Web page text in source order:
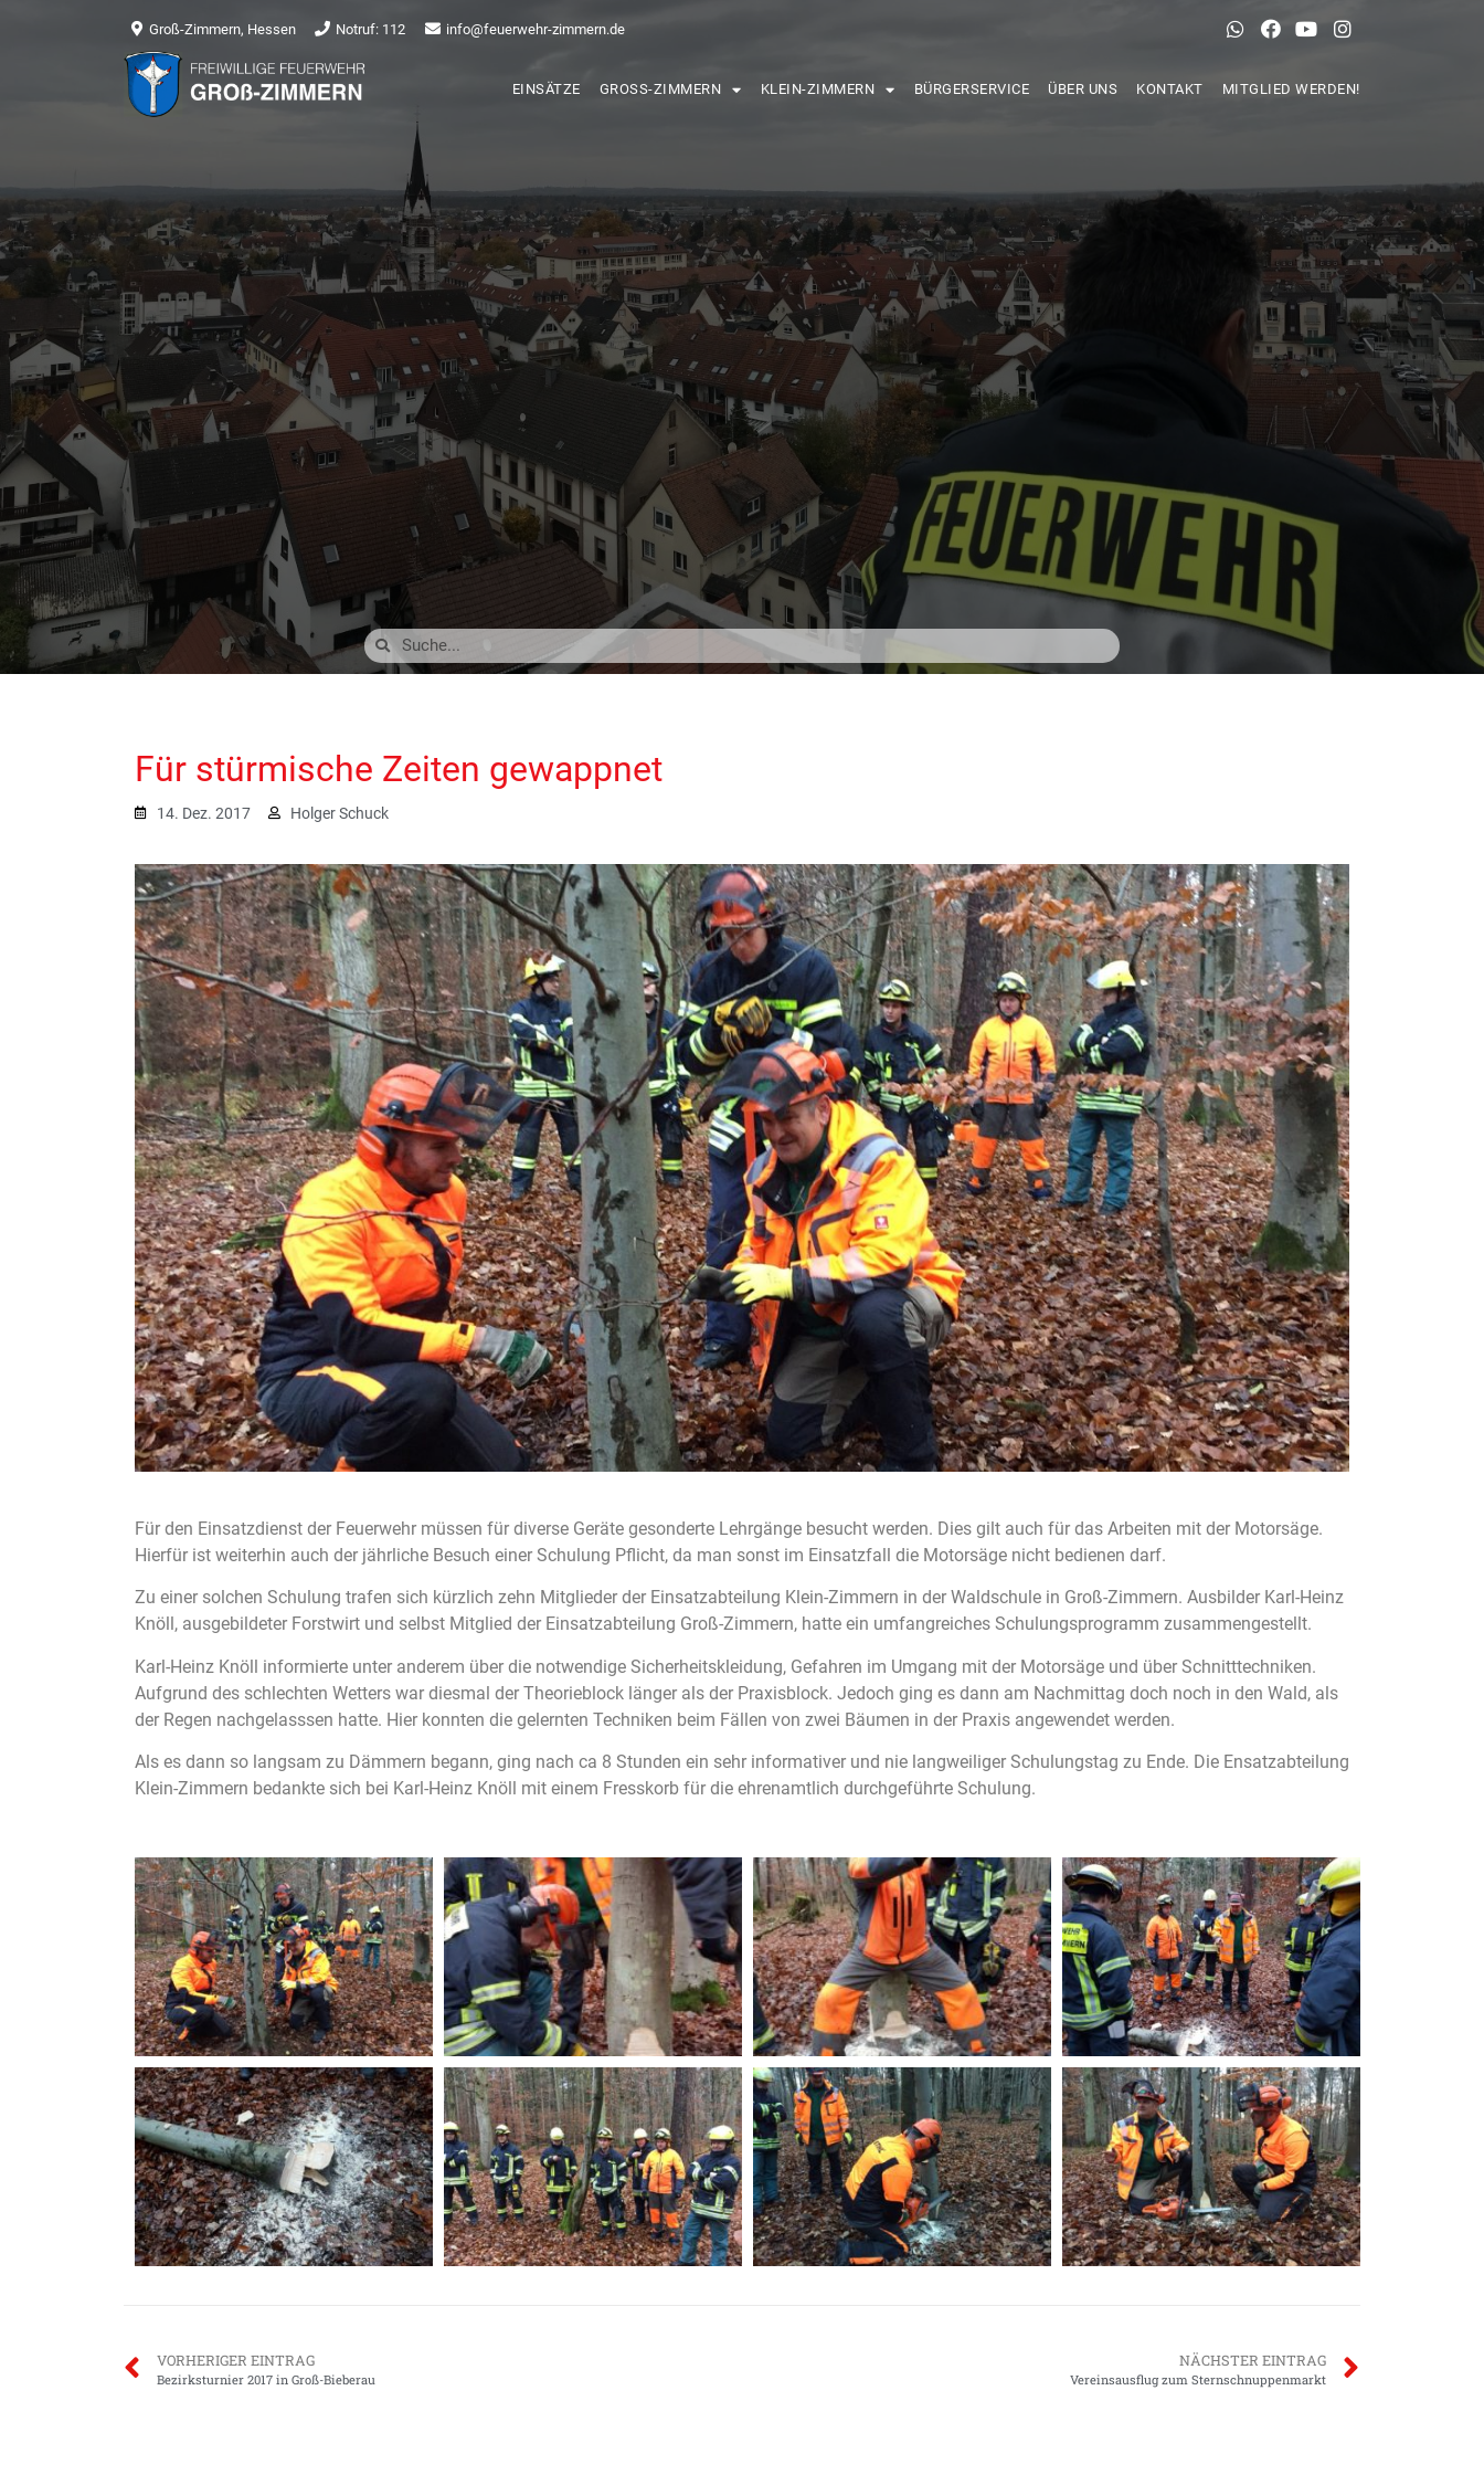
Groß-Zimmern, Hessen Notruf: 112 info@feuerwehr-zimmern.de
EINSÄTZE GROSS-ZIMMERN KLEIN-ZIMMERN BÜRGERSERVICE ÜBER UNS KONTAKT MITGLIED WERDEN!
Für stürmische Zeiten gewappnet
14. Dez. 2017 Holger Schuck
Für den Einsatzdienst der Feuerwehr müssen für diverse Geräte gesonderte Lehrgänge besucht werden. Dies gilt auch für das Arbeiten mit der Motorsäge.
Hierfür ist weiterhin auch der jährliche Besuch einer Schulung Pflicht, da man sonst im Einsatzfall die Motorsäge nicht bedienen darf.
Zu einer solchen Schulung trafen sich kürzlich zehn Mitglieder der Einsatzabteilung Klein-Zimmern in der Waldschule in Groß-Zimmern. Ausbilder Karl-Heinz
Knöll, ausgebildeter Forstwirt und selbst Mitglied der Einsatzabteilung Groß-Zimmern, hatte ein umfangreiches Schulungsprogramm zusammengestellt.
Karl-Heinz Knöll informierte unter anderem über die notwendige Sicherheitskleidung, Gefahren im Umgang mit der Motorsäge und über Schnitttechniken.
Aufgrund des schlechten Wetters war diesmal der Theorieblock länger als der Praxisblock. Jedoch ging es dann am Nachmittag doch noch in den Wald, als
der Regen nachgelasssen hatte. Hier konnten die gelernten Techniken beim Fällen von zwei Bäumen in der Praxis angewendet werden.
Als es dann so langsam zu Dämmern begann, ging nach ca 8 Stunden ein sehr informativer und nie langweiliger Schulungstag zu Ende. Die Ensatzabteilung
Klein-Zimmern bedankte sich bei Karl-Heinz Knöll mit einem Fresskorb für die ehrenamtlich durchgeführte Schulung.
VORHERIGER EINTRAG
Bezirksturnier 2017 in Groß-Bieberau
NÄCHSTER EINTRAG
Vereinsausflug zum Sternschnuppenmarkt